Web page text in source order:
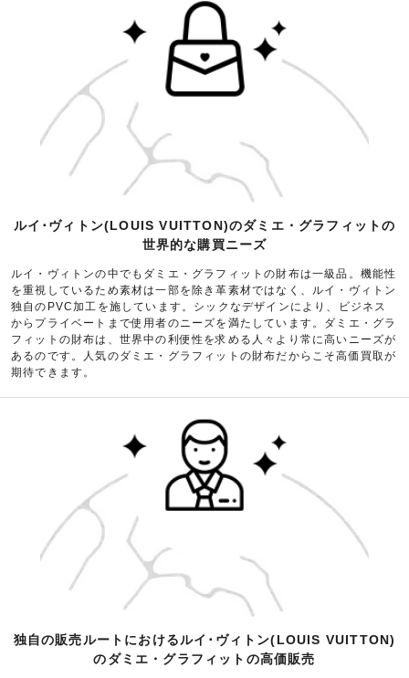
ルイ･ヴィトン(LOUIS VUITTON)のダミエ・グラフィットの
世界的な購買ニーズ
ルイ・ヴィトンの中でもダミエ・グラフィットの財布は一級品。機能性
を重視しているため素材は一部を除き革素材ではなく、ルイ・ヴィトン
独自のPVC加工を施しています。シックなデザインにより、ビジネス
からプライベートまで使用者のニーズを満たしています。ダミエ・グラ
フィットの財布は、世界中の利便性を求める人々より常に高いニーズが
あるのです。人気のダミエ・グラフィットの財布だからこそ高価買取が
期待できます。
独自の販売ルートにおけるルイ･ヴィトン(LOUIS VUITTON)
のダミエ・グラフィットの高価販売